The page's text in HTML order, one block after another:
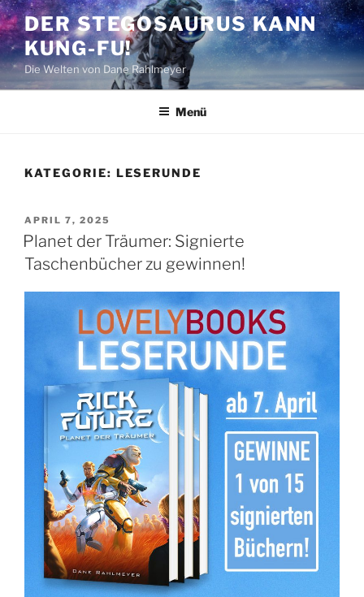
Zum
Inhalt
springen
DER STEGOSAURUS KANN
KUNG-FU!
Die Welten von Dane Rahlmeyer
Menü
KATEGORIE: LESERUNDE
VERÖFFENTLICHT
AM
APRIL 7, 2025
Planet der Träumer: Signierte
Taschenbücher zu gewinnen!